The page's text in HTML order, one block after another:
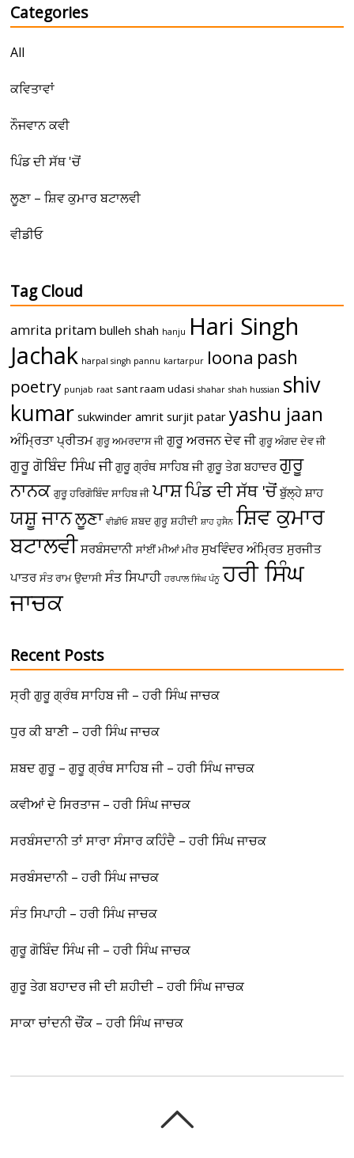
Categories
All
ਕਵਿਤਾਵਾਂ
ਨੌਜਵਾਨ ਕਵੀ
ਪਿੰਡ ਦੀ ਸੱਥ 'ਚੋਂ
ਲੂਣਾ – ਸ਼ਿਵ ਕੁਮਾਰ ਬਟਾਲਵੀ
ਵੀਡੀਓ
Tag Cloud
amrita pritam bulleh shah hanju Hari Singh
Jachak harpal singh pannu kartarpur loona pash
poetry punjab raat sant raam udasi shahar shah hussian shiv
kumar sukwinder amrit surjit patar yashu jaan
ਅੰਮ੍ਰਿਤਾ ਪ੍ਰੀਤਮ ਗੁਰੂ ਅਮਰਦਾਸ ਜੀ ਗੁਰੂ ਅਰਜਨ ਦੇਵ ਜੀ ਗੁਰੂ ਅੰਗਦ ਦੇਵ ਜੀ
ਗੁਰੂ ਗੋਬਿੰਦ ਸਿੰਘ ਜੀ ਗੁਰੂ ਗ੍ਰੰਥ ਸਾਹਿਬ ਜੀ ਗੁਰੂ ਤੇਗ ਬਹਾਦਰ ਗੁਰੂ
ਨਾਨਕ ਗੁਰੂ ਹਰਿਗੋਬਿੰਦ ਸਾਹਿਬ ਜੀ ਪਾਸ਼ਪਿੰਡ ਦੀ ਸੱਥ 'ਚੋਂ ਬੁੱਲ੍ਹੇ ਸ਼ਾਹ
ਯਸ਼ੂ ਜਾਨਲੂਣਾ ਵੀਡੀਓ ਸ਼ਬਦ ਗੁਰੂ ਸ਼ਹੀਦੀ ਸ਼ਾਹ ਹੁਸੈਨ ਸ਼ਿਵ ਕੁਮਾਰ
ਬਟਾਲਵੀ ਸਰਬੰਸਦਾਨੀ ਸਾਂਈਂ ਮੀਆਂ ਮੀਰ ਸੁਖਵਿੰਦਰ ਅੰਮ੍ਰਿਤ ਸੁਰਜੀਤ
ਪਾਤਰ ਸੰਤ ਰਾਮ ਉਦਾਸੀ ਸੰਤ ਸਿਪਾਹੀ ਹਰਪਾਲ ਸਿੰਘ ਪੰਨੂ ਹਰੀ ਸਿੰਘ
ਜਾਚਕ
Recent Posts
ਸ੍ਰੀ ਗੁਰੂ ਗ੍ਰੰਥ ਸਾਹਿਬ ਜੀ – ਹਰੀ ਸਿੰਘ ਜਾਚਕ
ਧੁਰ ਕੀ ਬਾਣੀ – ਹਰੀ ਸਿੰਘ ਜਾਚਕ
ਸ਼ਬਦ ਗੁਰੂ – ਗੁਰੂ ਗ੍ਰੰਥ ਸਾਹਿਬ ਜੀ – ਹਰੀ ਸਿੰਘ ਜਾਚਕ
ਕਵੀਆਂ ਦੇ ਸਿਰਤਾਜ – ਹਰੀ ਸਿੰਘ ਜਾਚਕ
ਸਰਬੰਸਦਾਨੀ ਤਾਂ ਸਾਰਾ ਸੰਸਾਰ ਕਹਿੰਦੈ – ਹਰੀ ਸਿੰਘ ਜਾਚਕ
ਸਰਬੰਸਦਾਨੀ – ਹਰੀ ਸਿੰਘ ਜਾਚਕ
ਸੰਤ ਸਿਪਾਹੀ – ਹਰੀ ਸਿੰਘ ਜਾਚਕ
ਗੁਰੂ ਗੋਬਿੰਦ ਸਿੰਘ ਜੀ – ਹਰੀ ਸਿੰਘ ਜਾਚਕ
ਗੁਰੂ ਤੇਗ ਬਹਾਦਰ ਜੀ ਦੀ ਸ਼ਹੀਦੀ – ਹਰੀ ਸਿੰਘ ਜਾਚਕ
ਸਾਕਾ ਚਾਂਦਨੀ ਚੌਂਕ – ਹਰੀ ਸਿੰਘ ਜਾਚਕ